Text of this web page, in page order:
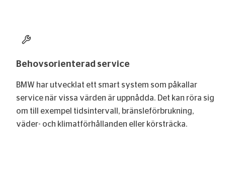
Behovsorienterad service
BMW har utvecklat ett smart system som påkallar
service när vissa värden är uppnådda. Det kan röra sig
om till exempel tidsintervall, bränsleförbrukning,
väder- och klimatförhållanden eller körsträcka.